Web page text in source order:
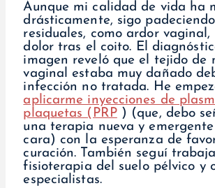
Aunque mi calidad de vida ha
drásticamente, sigo
residuales, como ardor vaginal,
dolor tras el coito. El
imagen reveló que el tejido de
vaginal estaba muy dañado
infección no tratada. He
aplicarme inyecciones de
plaquetas (PRP) (que, debo
una terapia nueva y
cara) con la esperanza de
curación. También seguí
fisioterapia del suelo pélvico y
especialistas.